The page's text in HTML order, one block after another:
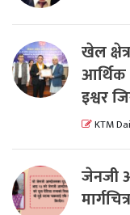
खेल
आर्थिक
इश्वर
KTM
जेनजी
मार्गचित्र